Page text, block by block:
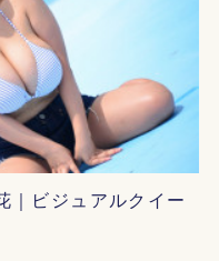
｜ビジュアルクイー